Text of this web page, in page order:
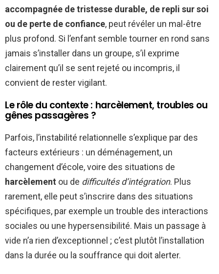
accompagnée de tristesse durable, de repli sur soi
ou de perte de confiance, peut révéler un mal-être
plus profond. Si l’enfant semble tourner en rond sans
jamais s’installer dans un groupe, s’il exprime
clairement qu’il se sent rejeté ou incompris, il
convient de rester vigilant.
Le rôle du contexte : harcèlement, troubles ou
gênes passagères ?
Parfois, l’instabilité relationnelle s’explique par des
facteurs extérieurs : un déménagement, un
changement d’école, voire des situations de
harcèlement ou de difficultés d’intégration. Plus
rarement, elle peut s’inscrire dans des situations
spécifiques, par exemple un trouble des interactions
sociales ou une hypersensibilité. Mais un passage à
vide n’a rien d’exceptionnel ; c’est plutôt l’installation
dans la durée ou la souffrance qui doit alerter.